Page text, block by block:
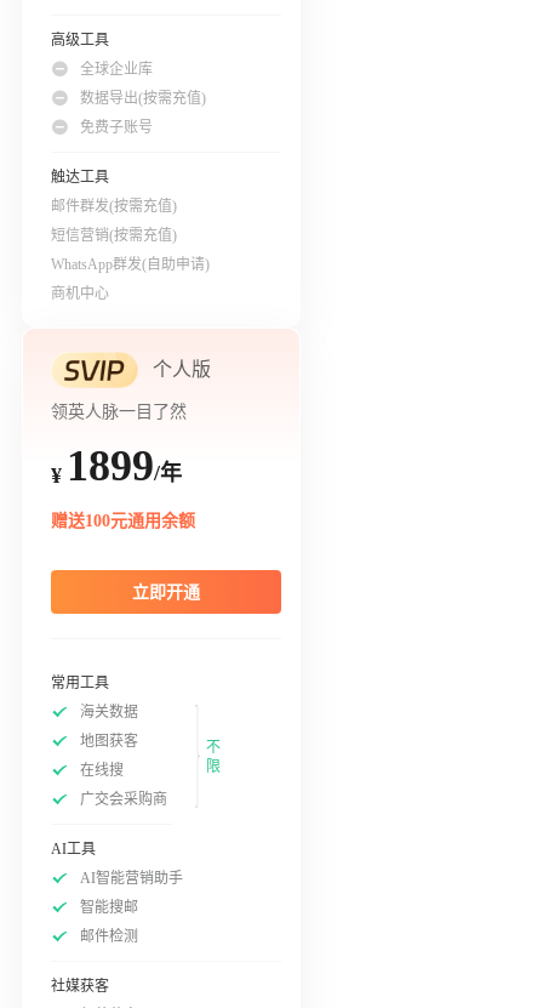
高级工具
全球企业库
数据导出(按需充值)
免费子账号
触达工具
邮件群发(按需充值)
短信营销(按需充值)
WhatsApp群发(自助申请)
商机中心
个人版
领英人脉一目了然
¥ 1899/年
赠送100元通用余额
立即开通
常用工具
海关数据
地图获客
在线搜
广交会采购商
不
限
AI工具
AI智能营销助手
智能搜邮
邮件检测
社媒获客